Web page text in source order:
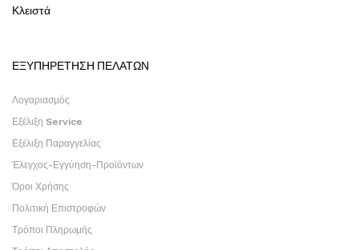
Κλειστά
ΕΞΥΠΗΡΕΤΗΣΗ ΠΕΛΑΤΩΝ
Λογαριασμός
Εξέλιξη Service
Εξέλιξη Παραγγελίας
Έλεγχος-Εγγύηση-Προϊόντων
Όροι Χρήσης
Πολιτική Επιστροφών
Τρόποι Πληρωμής